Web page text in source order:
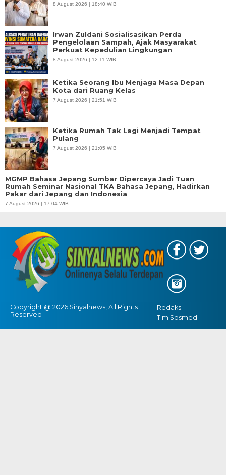
8 August 2026 | 18:40 WIB
Irwan Zuldani Sosialisasikan Perda
Pengelolaan Sampah, Ajak Masyarakat
Perkuat Kepedulian Lingkungan
8 August 2026 | 12:11 WIB
Ketika Seorang Ibu Menjaga Masa Depan
Kota dari Ruang Kelas
7 August 2026 | 21:51 WIB
Ketika Rumah Tak Lagi Menjadi Tempat
Pulang
7 August 2026 | 21:05 WIB
MGMP Bahasa Jepang Sumbar Dipercaya Jadi Tuan
Rumah Seminar Nasional TKA Bahasa Jepang, Hadirkan
Pakar dari Jepang dan Indonesia
7 August 2026 | 17:04 WIB
Copyright @ 2026 Sinyalnews, All Rights
Reserved
Redaksi
Tim Sosmed